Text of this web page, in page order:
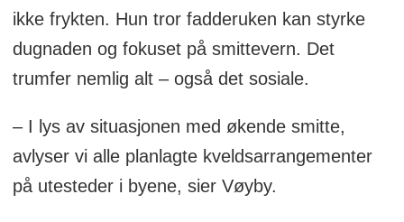
ikke frykten. Hun tror fadderuken kan styrke
dugnaden og fokuset på smittevern. Det
trumfer nemlig alt – også det sosiale.
– I lys av situasjonen med økende smitte,
avlyser vi alle planlagte kveldsarrangementer
på utesteder i byene, sier Vøyby.